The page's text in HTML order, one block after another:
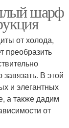
шарф
от холода,
преобразить
В этой
и элегантных
а также дадим
от